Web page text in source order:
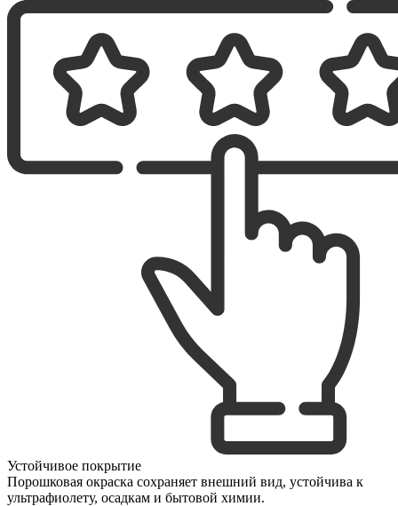
Устойчивое покрытие
Порошковая окраска сохраняет внешний вид, устойчива к
ультрафиолету, осадкам и бытовой химии.